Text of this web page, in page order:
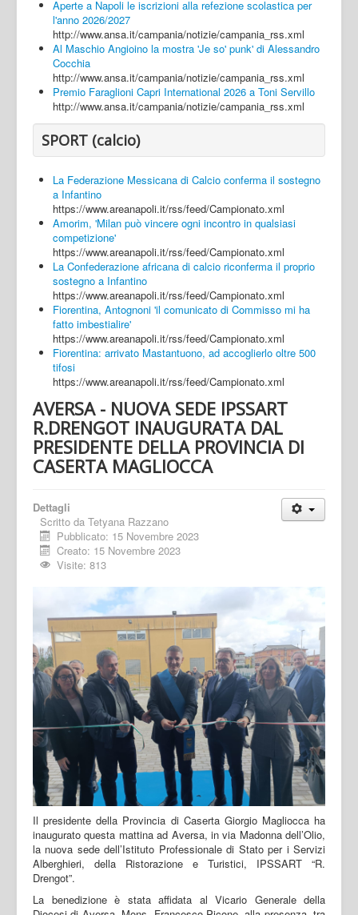
Aperte a Napoli le iscrizioni alla refezione scolastica per
l'anno 2026/2027
http://www.ansa.it/campania/notizie/campania_rss.xml
Al Maschio Angioino la mostra 'Je so' punk' di Alessandro
Cocchia
http://www.ansa.it/campania/notizie/campania_rss.xml
Premio Faraglioni Capri International 2026 a Toni Servillo
http://www.ansa.it/campania/notizie/campania_rss.xml
SPORT (calcio)
La Federazione Messicana di Calcio conferma il sostegno
a Infantino
https://www.areanapoli.it/rss/feed/Campionato.xml
Amorim, 'Milan può vincere ogni incontro in qualsiasi
competizione'
https://www.areanapoli.it/rss/feed/Campionato.xml
La Confederazione africana di calcio riconferma il proprio
sostegno a Infantino
https://www.areanapoli.it/rss/feed/Campionato.xml
Fiorentina, Antognoni 'il comunicato di Commisso mi ha
fatto imbestialire'
https://www.areanapoli.it/rss/feed/Campionato.xml
Fiorentina: arrivato Mastantuono, ad accoglierlo oltre 500
tifosi
https://www.areanapoli.it/rss/feed/Campionato.xml
AVERSA - NUOVA SEDE IPSSART
R.DRENGOT INAUGURATA DAL
PRESIDENTE DELLA PROVINCIA DI
CASERTA MAGLIOCCA
Dettagli
Scritto da Tetyana Razzano
Pubblicato: 15 Novembre 2023
Creato: 15 Novembre 2023
Visite: 813
Il presidente della Provincia di Caserta Giorgio Magliocca ha
inaugurato questa mattina ad Aversa, in via Madonna dell’Olio,
la nuova sede dell’Istituto Professionale di Stato per i Servizi
Alberghieri, della Ristorazione e Turistici, IPSSART “R.
Drengot”.
La benedizione è stata affidata al Vicario Generale della